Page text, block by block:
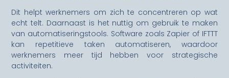
Dit helpt werknemers om zich te concentreren op wat
echt telt. Daarnaast is het nuttig om gebruik te maken
van automatiseringstools. Software zoals Zapier of IFTTT
kan repetitieve taken automatiseren, waardoor
werknemers meer tijd hebben voor strategische
activiteiten.